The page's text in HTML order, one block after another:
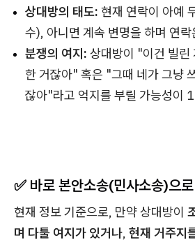
상대방의 태도: 현재 연락이 아예
수), 아니면 계속 변명을 하며 연
분쟁의 여지: 상대방이 "이건 빌린
한 거잖아" 혹은 "그때 네가 그냥
잖아"라고 억지를 부릴 가능성이
✅ 바로 본안소송(민사소송)으
현재 정보 기준으로, 만약 상대방이
며 다툴 여지가 있거나, 현재 거주지